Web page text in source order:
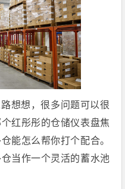
想想，很多问题可以很
红彤彤的仓储仪表盘焦
能怎么帮你打个配合。
当作一个灵活的蓄水池